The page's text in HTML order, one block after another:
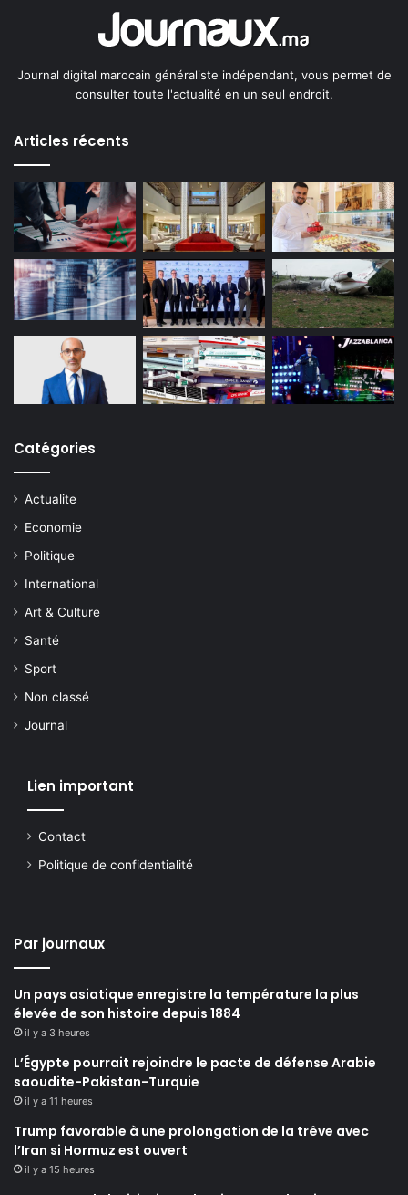
Journal digital marocain généraliste indépendant, vous permet de
consulter toute l'actualité en un seul endroit.
Articles récents
Catégories
Actualite
Economie
Politique
International
Art & Culture
Santé
Sport
Non classé
Journal
Lien important
Contact
Politique de confidentialité
Par journaux
Un pays asiatique enregistre la température la plus
élevée de son histoire depuis 1884
il y a 3 heures
L’Égypte pourrait rejoindre le pacte de défense Arabie
saoudite-Pakistan-Turquie
il y a 11 heures
Trump favorable à une prolongation de la trêve avec
l’Iran si Hormuz est ouvert
il y a 15 heures